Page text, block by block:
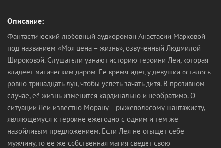
Описание:
Фантастический любовный аудиороман Анастасии Марковой
под названием «Моя цена – жизнь», озвученный Людмилой
Широковой. Слушатели узнают историю героини Леи, которая
владеет магическим даром. Её время идёт, у девушки осталось
ровно тринадцать лун, чтобы успеть зачать дитя. В противном
случае, её жизнь изменится кардинально и необратимо. О
ситуации Леи известно Морану – рыжеволосому шантажисту,
являющемуся к героине ежегодно с одним и тем же
назойливым предложением. Если Лея не отыщет себе
мужчину, то её же собственная магия сведет свою